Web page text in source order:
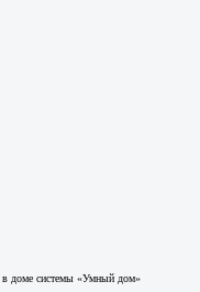
в доме системы «Умный дом»